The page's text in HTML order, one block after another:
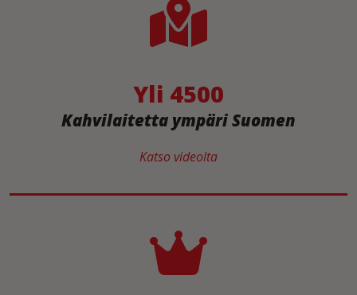
Yli 4500
Kahvilaitetta ympäri Suomen
Katso videolta